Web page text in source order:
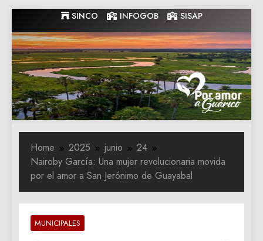
to
content
SINCO INFOGOB SISAP
Gobernacion
de Guarico
Gobernacion de Guarico
Home 2025 junio
24
Nairoby García: Una mujer revolucionaria movida
por el amor a San Jerónimo de Guayabal
MUNICIPALES